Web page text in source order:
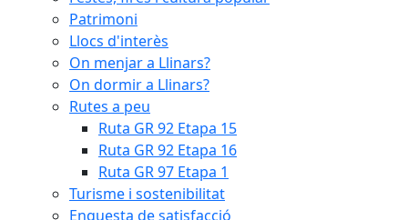
Patrimoni
Llocs d'interès
On menjar a Llinars?
On dormir a Llinars?
Rutes a peu
Ruta GR 92 Etapa 15
Ruta GR 92 Etapa 16
Ruta GR 97 Etapa 1
Turisme i sostenibilitat
Enquesta de satisfacció